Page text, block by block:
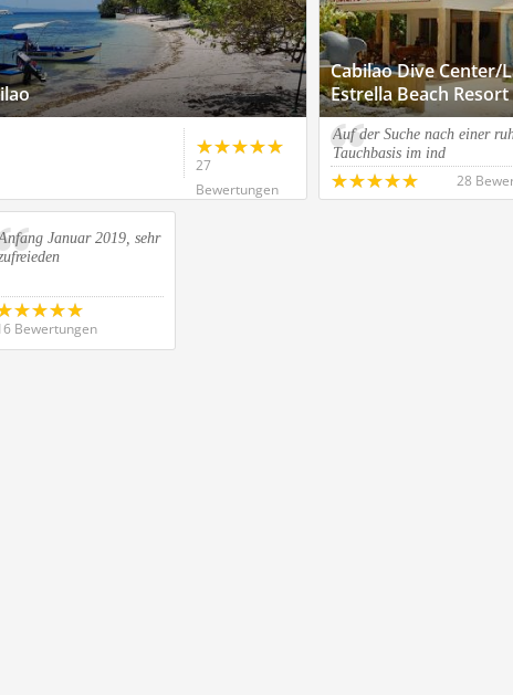
27
Bewertungen
Cabilao Dive Center/
Estrella Beach Resort
Auf der Suche nach einer
Tauchbasis im ind
28
Januar 2019, sehr
Bewertungen